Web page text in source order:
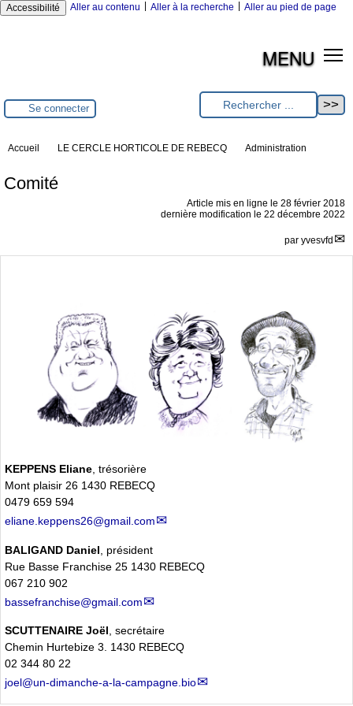
Accessibilité Aller au contenu Aller à la recherche Aller au pied de page
MENU
Se connecter
Accueil LE CERCLE HORTICOLE DE REBECQ Administration
Comité
Article mis en ligne le 28 février 2018
dernière modification le 22 décembre 2022
par yvesvfd
KEPPENS Eliane, trésorière
Mont plaisir 26 1430 REBECQ
0479 659 594
eliane.keppens26@gmail.com
BALIGAND Daniel , président
Rue Basse Franchise 25 1430 REBECQ
067 210 902
bassefranchise@gmail.com
SCUTTENAIRE Joël , secrétaire
Chemin Hurtebize 3. 1430 REBECQ
02 344 80 22
joel@un-dimanche-a-la-campagne.bio